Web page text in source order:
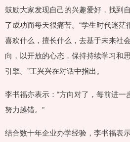
鼓励大家发现自己的兴趣爱好，找到
了成功而每天很痛苦。“学生时代迷
喜欢什么，擅长什么，去基于未来社
向，以开放的心态，保持持续学习和
引擎。”王兴兴在对话中指出。
李书福亦表示：“方向对了，每前进
努力越错。”
结合数十年企业办学经验，李书福表